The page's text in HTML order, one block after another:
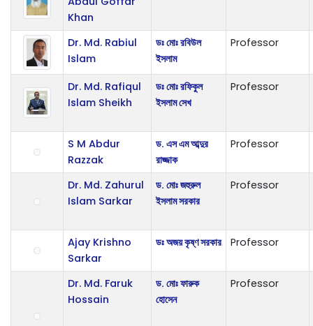
Khan
Dr. Md. Rabiul
Islam
ডঃ মোঃ রবিউল
ইসলাম
Professor
Dr. Md. Rafiqul
Islam Sheikh
ডঃ মোঃ রফিকুল
ইসলাম সেখ
Professor
S M Abdur
Razzak
ড. এস এম আব্দুর
রাজ্জাক
Professor
Dr. Md. Zahurul
Islam Sarkar
ড. মোঃ জহুরুল
ইসলাম সরকার
Professor
Ajay Krishno
Sarkar
ডঃ অজয় কৃষ্ণ সরকার Professor
Dr. Md. Faruk
Hossain
ড. মোঃ ফারুক
হোসেন
Professor